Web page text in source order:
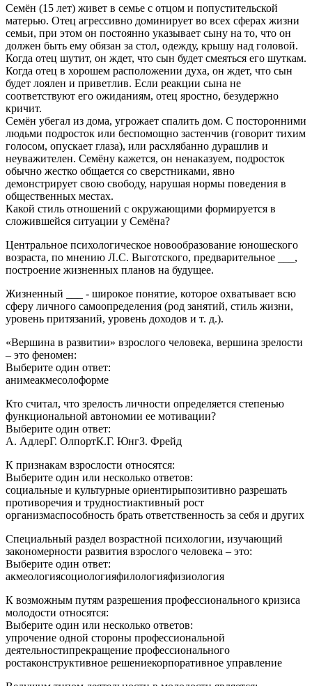
Семён (15 лет) живет в семье с отцом и попустительской
матерью. Отец агрессивно доминирует во всех сферах жизни
семьи, при этом он постоянно указывает сыну на то, что он
должен быть ему обязан за стол, одежду, крышу над головой.
Когда отец шутит, он ждет, что сын будет смеяться его шуткам.
Когда отец в хорошем расположении духа, он ждет, что сын
будет лоялен и приветлив. Если реакции сына не
соответствуют его ожиданиям, отец яростно, безудержно
кричит.
Семён убегал из дома, угрожает спалить дом. С посторонними
людьми подросток или беспомощно застенчив (говорит тихим
голосом, опускает глаза), или расхлябанно дурашлив и
неуважителен. Семёну кажется, он ненаказуем, подросток
обычно жестко общается со сверстниками, явно
демонстрирует свою свободу, нарушая нормы поведения в
общественных местах.
Какой стиль отношений с окружающими формируется в
сложившейся ситуации у Семёна?
Центральное психологическое новообразование юношеского
возраста, по мнению Л.С. Выготского, предварительное ___,
построение жизненных планов на будущее.
Жизненный ___ - широкое понятие, которое охватывает всю
сферу личного самоопределения (род занятий, стиль жизни,
уровень притязаний, уровень доходов и т. д.).
«Вершина в развитии» взрослого человека, вершина зрелости
– это феномен:
Выберите один ответ:
анимеакмесолоформе
Кто считал, что зрелость личности определяется степенью
функциональной автономии ее мотивации?
Выберите один ответ:
А. АдлерГ. ОлпортК.Г. ЮнгЗ. Фрейд
К признакам взрослости относятся:
Выберите один или несколько ответов:
социальные и культурные ориентирыпозитивно разрешать
противоречия и трудностиактивный рост
организмаспособность брать ответственность за себя и других
Специальный раздел возрастной психологии, изучающий
закономерности развития взрослого человека – это:
Выберите один ответ:
акмеологиясоциологияфилологияфизиология
К возможным путям разрешения профессионального кризиса
молодости относятся:
Выберите один или несколько ответов:
упрочение одной стороны профессиональной
деятельностипрекращение профессионального
ростаконструктивное решениекорпоративное управление